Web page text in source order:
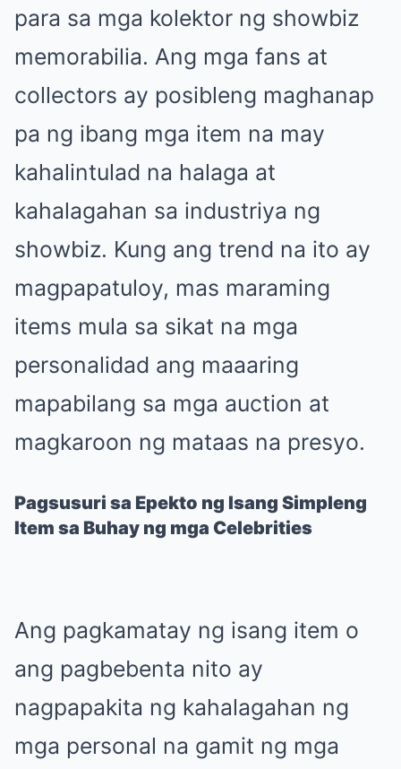
para sa mga kolektor ng showbiz
memorabilia. Ang mga fans at
collectors ay posibleng maghanap
pa ng ibang mga item na may
kahalintulad na halaga at
kahalagahan sa industriya ng
showbiz. Kung ang trend na ito ay
magpapatuloy, mas maraming
items mula sa sikat na mga
personalidad ang maaaring
mapabilang sa mga auction at
magkaroon ng mataas na presyo.
Pagsusuri sa Epekto ng Isang Simpleng
Item sa Buhay ng mga Celebrities
Ang pagkamatay ng isang item o
ang pagbebenta nito ay
nagpapakita ng kahalagahan ng
mga personal na gamit ng mga